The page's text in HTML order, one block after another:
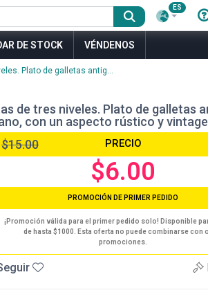
ES
DE STOCK VÉNDENOS
Plato de galletas antig...
de tres niveles. Plato de galletas
con un aspecto rústico y
$15.00 PRECIO
$6.00
PROMOCIÓN DE PRIMER PEDIDO
¡Promoción válida para el primer pedido solo! Disponible
de hasta $1000. Esta oferta no puede combinarse con
promociones.